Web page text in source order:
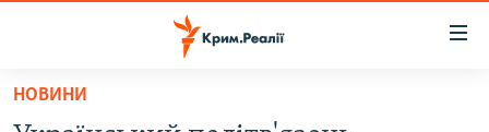
Перейти
НОВИНИ